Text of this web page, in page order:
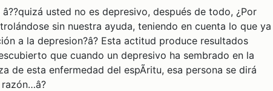
usted no es depresivo, después de todo, ¿Por
sin nuestra ayuda, teniendo en cuenta lo que ya
a la depresion?â? Esta actitud produce resultados
que cuando un depresivo ha sembrado en la
de esta enfermedad del espÃ­ritu, esa persona se dirá